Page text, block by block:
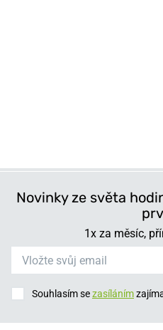
Novinky ze světa
1x za měsíc,
Souhlasím sezasíláním